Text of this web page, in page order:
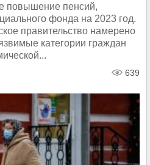
повышение пенсий,
фонда на 2023 год.
правительство намерено
категории граждан
639